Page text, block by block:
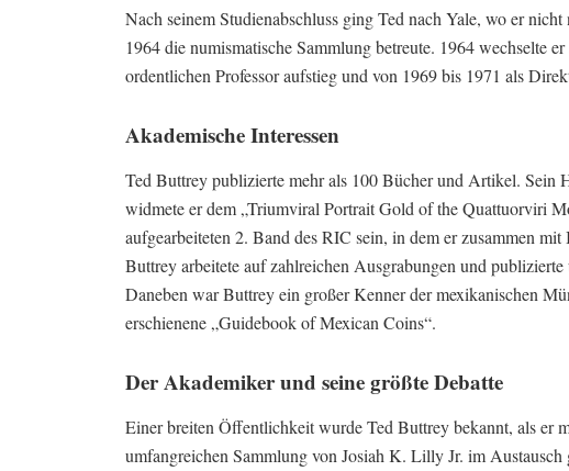
Nach seinem Studienabschluss ging Ted nach Yale, wo er
1964 die numismatische Sammlung betreute. 1964
ordentlichen Professor aufstieg und von 1969 bis 1971 als
Akademische Interessen
Ted Buttrey publizierte mehr als 100 Bücher und Artikel. Sein
widmete er dem „Triumviral Portrait Gold of the Quattuorviri
aufgearbeiteten 2. Band des RIC sein, in dem er zusammen
Buttrey arbeitete auf zahlreichen Ausgrabungen und
Daneben war Buttrey ein großer Kenner der mexikanischen
erschienene „Guidebook of Mexican Coins“.
Der Akademiker und seine größte Debatte
Einer breiten Öffentlichkeit wurde Ted Buttrey bekannt, als er
umfangreichen Sammlung von Josiah K. Lilly Jr. im